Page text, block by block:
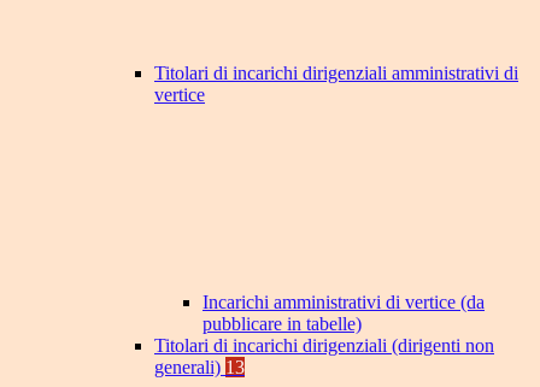
Titolari di incarichi dirigenziali amministrativi di
vertice
Incarichi amministrativi di vertice (da
pubblicare in tabelle)
Titolari di incarichi dirigenziali (dirigenti non
generali) 13